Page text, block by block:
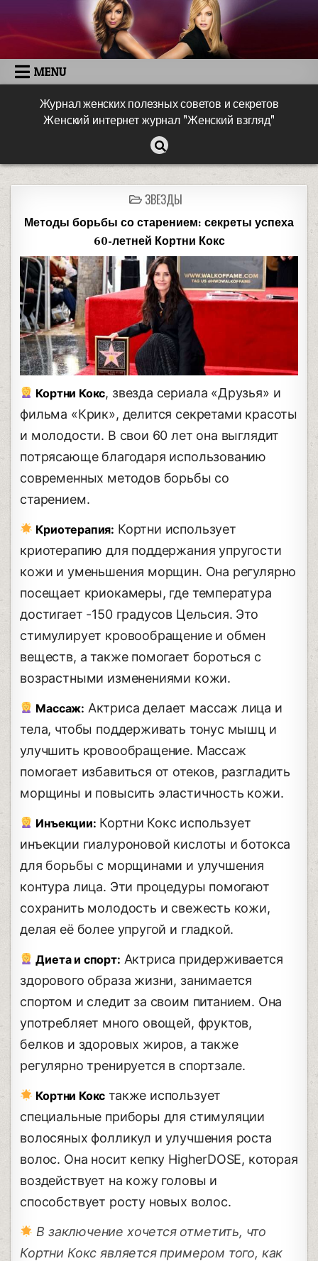
MENU
Журнал женских полезных советов и секретов
Женский интернет журнал "Женский взгляд"
ЗВЕЗДЫ
Методы борьбы со старением: секреты успеха
60-летней Кортни Кокс
Кортни Кокс, звезда сериала «Друзья» и
фильма «Крик», делится секретами красоты
и молодости. В свои 60 лет она выглядит
потрясающе благодаря использованию
современных методов борьбы со
старением.
Криотерапия: Кортни использует
криотерапию для поддержания упругости
кожи и уменьшения морщин. Она регулярно
посещает криокамеры, где температура
достигает -150 градусов Цельсия. Это
стимулирует кровообращение и обмен
веществ, а также помогает бороться с
возрастными изменениями кожи.
Массаж: Актриса делает массаж лица и
тела, чтобы поддерживать тонус мышц и
улучшить кровообращение. Массаж
помогает избавиться от отеков, разгладить
морщины и повысить эластичность кожи.
Инъекции: Кортни Кокс использует
инъекции гиалуроновой кислоты и ботокса
для борьбы с морщинами и улучшения
контура лица. Эти процедуры помогают
сохранить молодость и свежесть кожи,
делая её более упругой и гладкой.
Диета и спорт: Актриса придерживается
здорового образа жизни, занимается
спортом и следит за своим питанием. Она
употребляет много овощей, фруктов,
белков и здоровых жиров, а также
регулярно тренируется в спортзале.
Кортни Кокс также использует
специальные приборы для стимуляции
волосяных фолликул и улучшения роста
волос. Она носит кепку HigherDOSE, которая
воздействует на кожу головы и
способствует росту новых волос.
В заключение хочется отметить, что
Кортни Кокс является примером того, как